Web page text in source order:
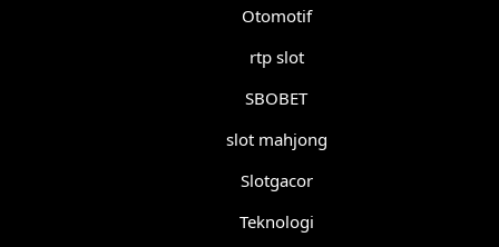
Otomotif
rtp slot
SBOBET
slot mahjong
Slotgacor
Teknologi